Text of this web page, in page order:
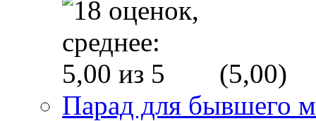
(5,00)
Парад для бывшего